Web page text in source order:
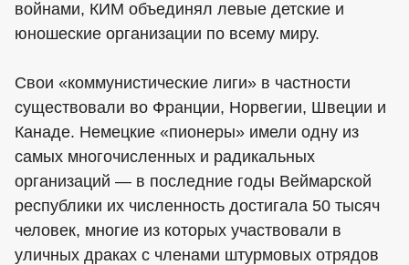
войнами, КИМ объединял левые детские и
юношеские организации по всему миру.
Свои «коммунистические лиги» в частности
существовали во Франции, Норвегии, Швеции и
Канаде. Немецкие «пионеры» имели одну из
самых многочисленных и радикальных
организаций — в последние годы Веймарской
республики их численность достигала 50 тысяч
человек, многие из которых участвовали в
уличных драках с членами штурмовых отрядов